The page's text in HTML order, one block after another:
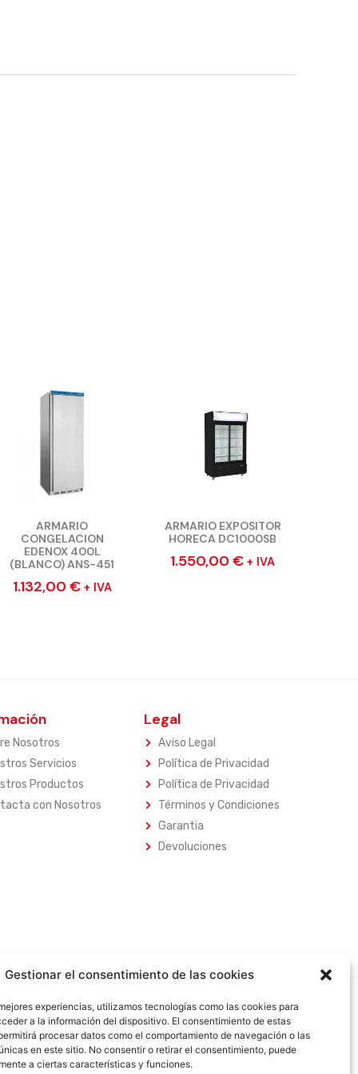
Gestionar el consentimiento de las cookies
experiencias, utilizamos tecnologías como las cookies para
a la información del dispositivo. El consentimiento de estas
procesar datos como el comportamiento de navegación o las
en este sitio. No consentir o retirar el consentimiento, puede
a ciertas características y funciones.
ARMARIO
CONGELACION
EDENOX 400L
(BLANCO) ANS-451
1.132,00 € + IVA
ARMARIO EXPOSITOR
HORECA DC1000SB
1.550,00€ + IVA
Nosotros
Servicios
Productos
con Nosotros
Legal
Aviso Legal
Política de Privacidad
Política de Privacidad
Términos y Condiciones
Garantia
Devoluciones